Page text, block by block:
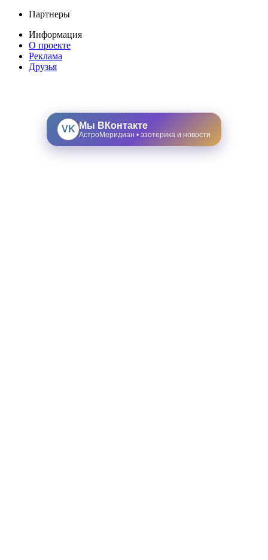
Партнеры
Информация
О проекте
Реклама
Друзья
VK Мы ВКонтакте
АстроМеридиан • эзотерика и новости